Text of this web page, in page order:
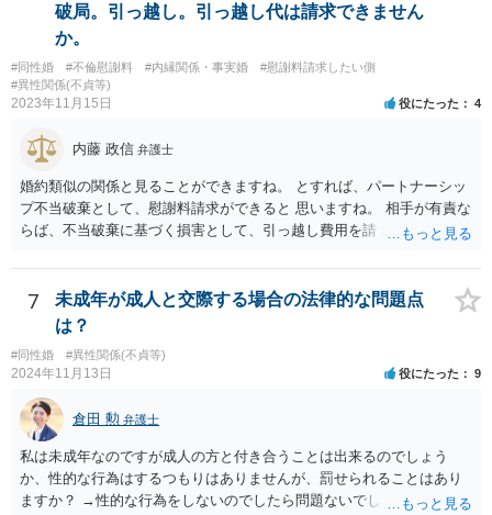
破局。引っ越し。引っ越し代は請求できません
か。
#同性婚 #不倫慰謝料 #内縁関係・事実婚
#慰謝料請求したい側
#異性関係(不貞等)
2023年11月15日 役にたった 4
内藤 政信 弁護士
婚約類似の関係と見ることができますね。 とすれば、パートナーシッ
プ不当破棄として、慰謝料請求ができると 思いますね。 相手が有責な
らば、不当破棄に基づく損害として、引っ越し費用を請 求できるよう
7
未成年が成人と交際する場合の法律的な問題点
は？
#同性婚 #異性関係(不貞等)
2024年11月13日 役にたった 9
倉田 勲 弁護士
私は未成年なのですが成人の方と付き合うことは出来るのでしょう
か、性的な行為はするつもりはありませんが、罰せられることはあり
ますか？ →性的な行為をしないのでしたら問題ないでしょう